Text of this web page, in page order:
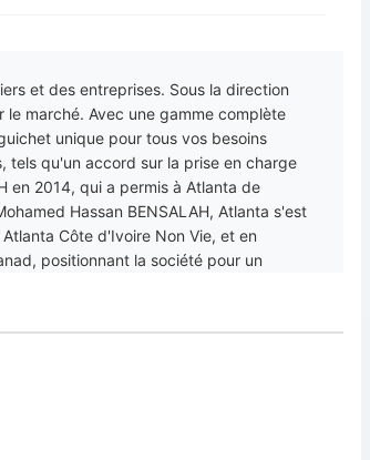
et des entreprises. Sous la direction
marché. Avec une gamme complète
unique pour tous vos besoins
tels qu'un accord sur la prise en charge
en 2014, qui a permis à Atlanta de
Hassan BENSALAH, Atlanta s'est
Côte d'Ivoire Non Vie, et en
positionnant la société pour un